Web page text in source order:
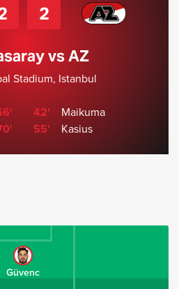
2
vs AZ
Stadium, Istanbul
42'
Maikuma
55'
Kasius
Güvenc